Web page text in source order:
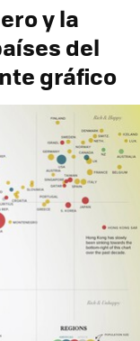
y la
del
gráfico